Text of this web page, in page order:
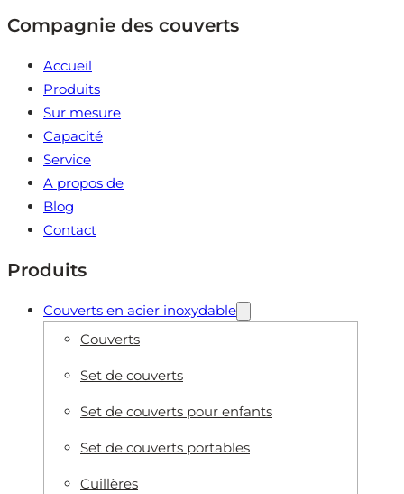
Compagnie des couverts
Accueil
Produits
Sur mesure
Capacité
Service
A propos de
Blog
Contact
Produits
Couverts en acier inoxydable
Couverts
Set de couverts
Set de couverts pour enfants
Set de couverts portables
Cuillères